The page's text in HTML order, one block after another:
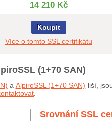
14 210 Kč
Koupit
Více o tomto SSL certifikátu
(1+70 SAN)
a AlpiroSSL (1+70 SAN) liší,
Srovnání SSL